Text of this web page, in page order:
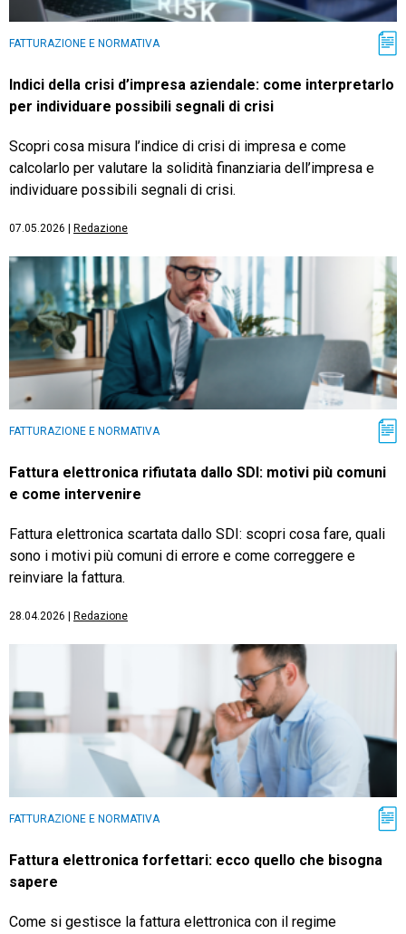
FATTURAZIONE E NORMATIVA
Indici della crisi d’impresa aziendale: come interpretarlo
per individuare possibili segnali di crisi
Scopri cosa misura l’indice di crisi di impresa e come
calcolarlo per valutare la solidità finanziaria dell’impresa e
individuare possibili segnali di crisi.
07.05.2026 Redazione
FATTURAZIONE E NORMATIVA
Fattura elettronica rifiutata dallo SDI: motivi più comuni
e come intervenire
Fattura elettronica scartata dallo SDI: scopri cosa fare, quali
sono i motivi più comuni di errore e come correggere e
reinviare la fattura.
28.04.2026 Redazione
FATTURAZIONE E NORMATIVA
Fattura elettronica forfettari: ecco quello che bisogna
sapere
Come si gestisce la fattura elettronica con il regime